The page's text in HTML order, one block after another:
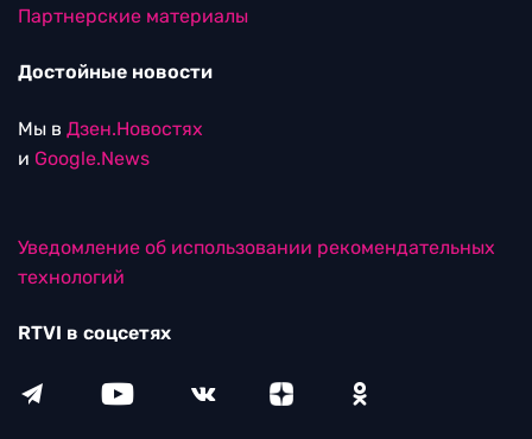
Партнерские материалы
Достойные новости
Мы в Дзен.Новостях
и Google.News
Уведомление об использовании рекомендательных
технологий
RTVI в соцсетях